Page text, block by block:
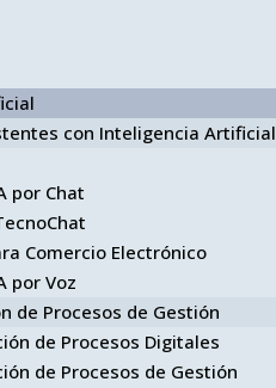
con Inteligencia Artificial
por Chat
Comercio Electrónico
por Voz
de Procesos de Gestión
de Procesos Digitales
de Procesos de Gestión